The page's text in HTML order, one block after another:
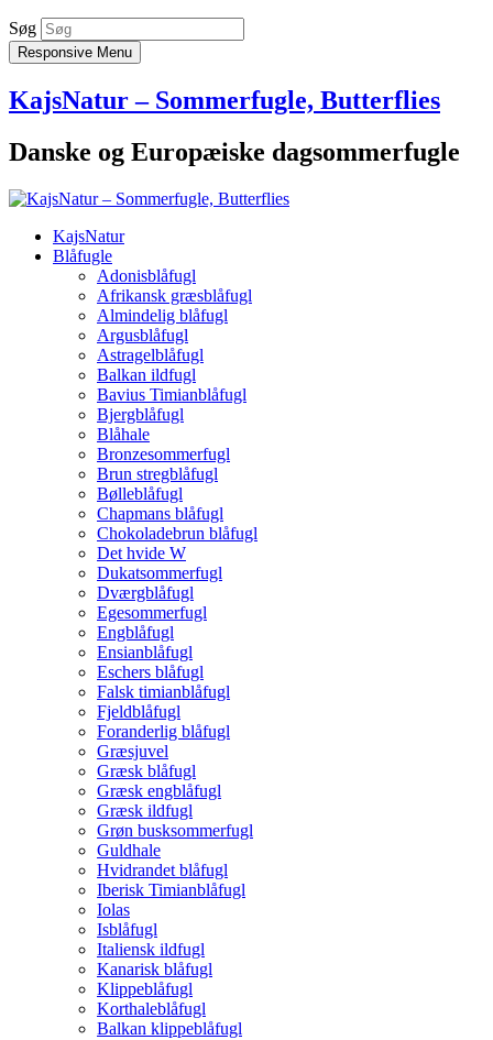
Søg
Responsive Menu
KajsNatur – Sommerfugle, Butterflies
Danske og Europæiske dagsommerfugle
KajsNatur
Blåfugle
Adonisblåfugl
Afrikansk græsblåfugl
Almindelig blåfugl
Argusblåfugl
Astragelblåfugl
Balkan ildfugl
Bavius Timianblåfugl
Bjergblåfugl
Blåhale
Bronzesommerfugl
Brun stregblåfugl
Bølleblåfugl
Chapmans blåfugl
Chokoladebrun blåfugl
Det hvide W
Dukatsommerfugl
Dværgblåfugl
Egesommerfugl
Engblåfugl
Ensianblåfugl
Eschers blåfugl
Falsk timianblåfugl
Fjeldblåfugl
Foranderlig blåfugl
Græsjuvel
Græsk blåfugl
Græsk engblåfugl
Græsk ildfugl
Grøn busksommerfugl
Guldhale
Hvidrandet blåfugl
Iberisk Timianblåfugl
Iolas
Isblåfugl
Italiensk ildfugl
Kanarisk blåfugl
Klippeblåfugl
Korthaleblåfugl
Balkan klippeblåfugl